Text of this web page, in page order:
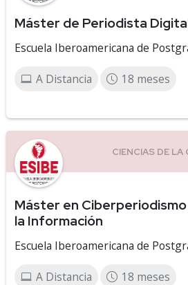
Máster de Periodista
Escuela Iberoamericana de
A Distancia 18 meses
Máster en
la Información
Escuela Iberoamericana de
A Distancia 18 meses